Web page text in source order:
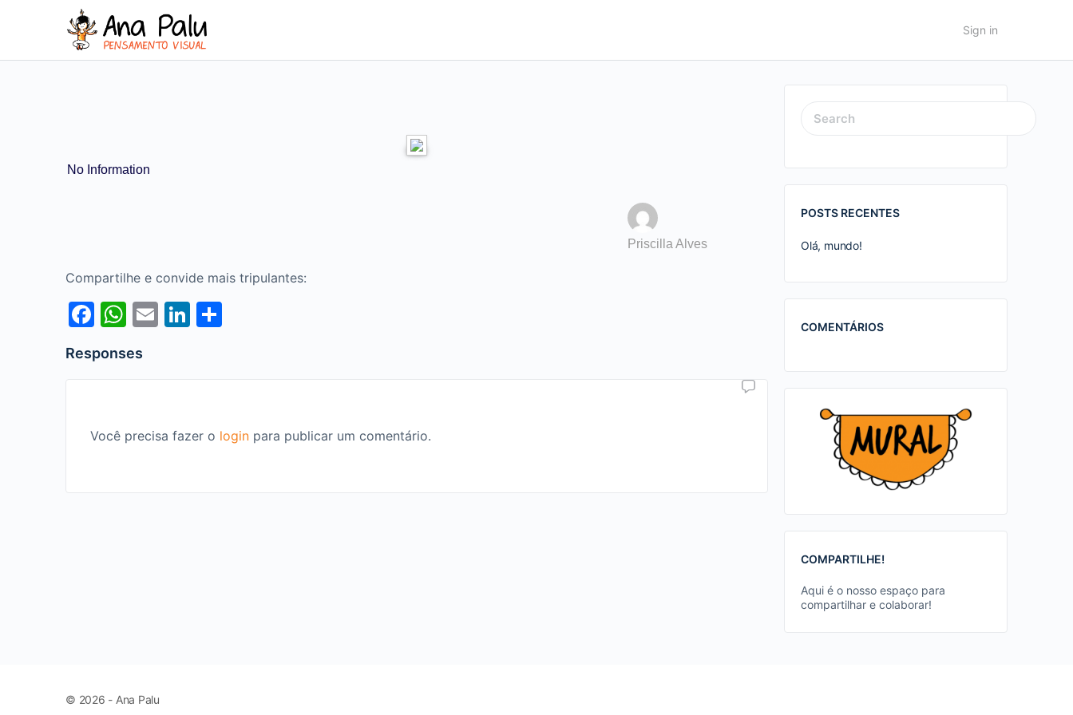
Sign in
No Information
Priscilla Alves
Compartilhe e convide mais tripulantes:
Facebook
WhatsApp
EmailLinkedIn
Responses
Você precisa fazer o login para publicar um comentário.
SEARCH
FOR:
POSTS RECENTES
Olá, mundo!
COMENTÁRIOS
COMPARTILHE!
Aqui é o nosso espaço para
compartilhar e colaborar!
© 2026 - Ana Palu